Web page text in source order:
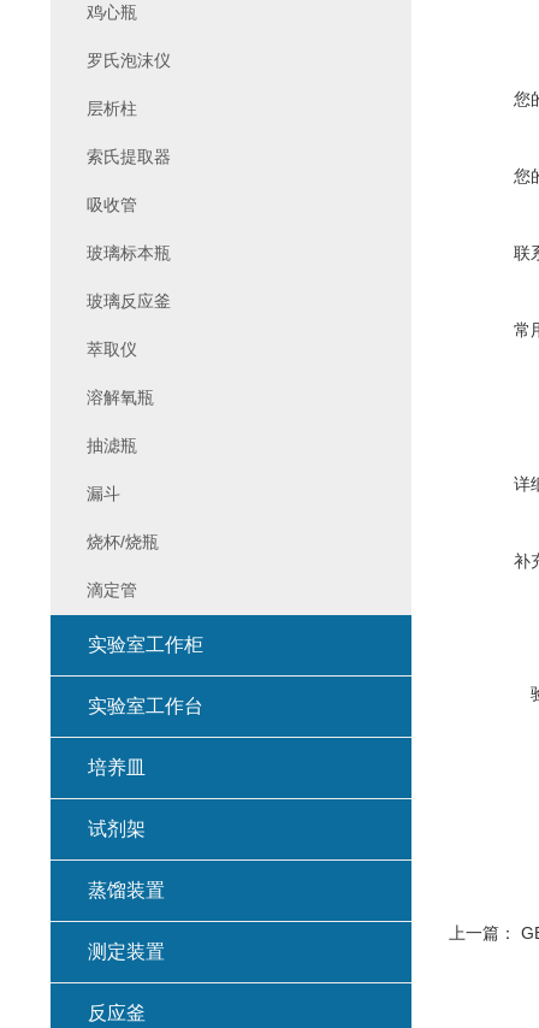
您
您
联
常
详
补
上一篇：
鸡心瓶
罗氏泡沫仪
层析柱
索氏提取器
吸收管
玻璃标本瓶
玻璃反应釜
萃取仪
溶解氧瓶
抽滤瓶
漏斗
烧杯/烧瓶
滴定管
实验室工作柜
实验室工作台
培养皿
试剂架
蒸馏装置
测定装置
反应釜